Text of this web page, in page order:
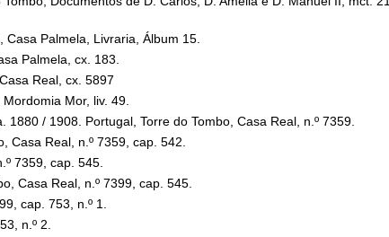
Palmela, Livraria, Álbum 15.
Palmela, cx. 183.
Real, cx. 5897
Mor, liv. 49.
/ 1908. Portugal, Torre do Tombo, Casa Real, n.º 7359.
Real, n.º 7359, cap. 542.
7359, cap. 545.
Casa Real, n.º 7399, cap. 545.
cap. 753, n.º 1.
n.º 2.